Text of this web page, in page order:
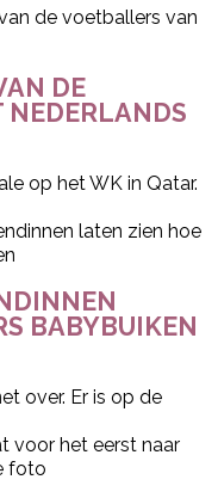
DE
NEDERLANDS
op het WK in Qatar.
BABYBUIKEN
over. Er is op de